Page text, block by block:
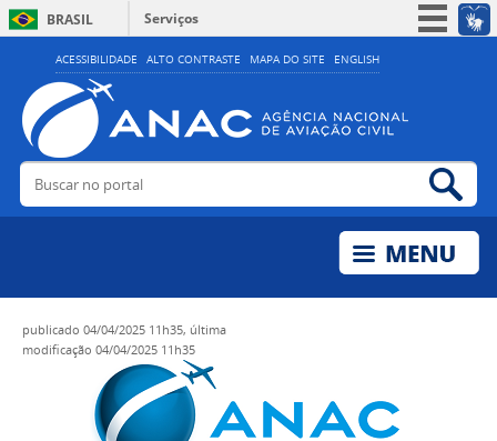
ACESSIBILIDADE ALTO CONTRASTE MAPA DO SITE ENGLISH
BRASIL
Serviços
Simplifique!
Acesso à informação
Legislação
Buscar no portal
publicado 04/04/2025 11h35, última
modificação 04/04/2025 11h35